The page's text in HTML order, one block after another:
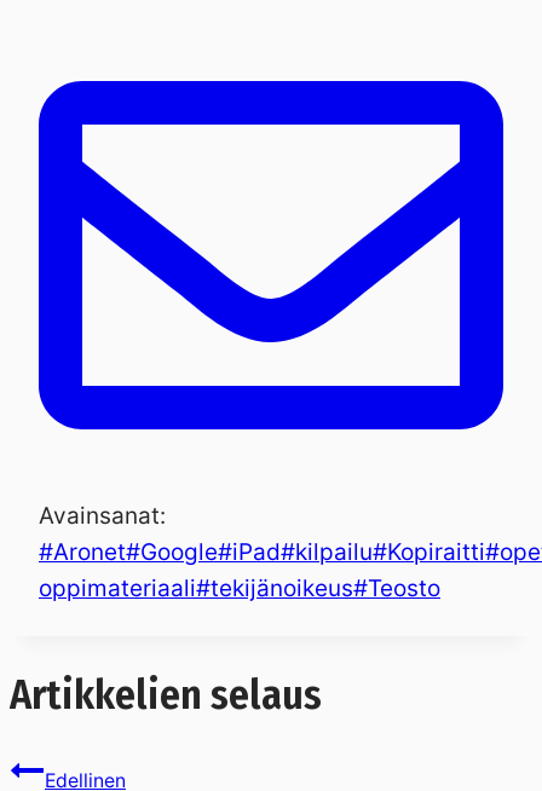
Avainsanat:
#Aronet#Google#iPad#kilpailu#Kopiraitti#
oppimateriaali#tekijänoikeus#Teosto
Artikkelien selaus
Edellinen